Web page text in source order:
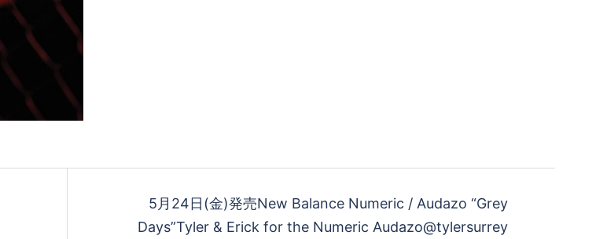
5月24日(金)発売New Balance Numeric / Audazo “Grey
Days”Tyler & Erick for the Numeric Audazo⁠@tylersurrey